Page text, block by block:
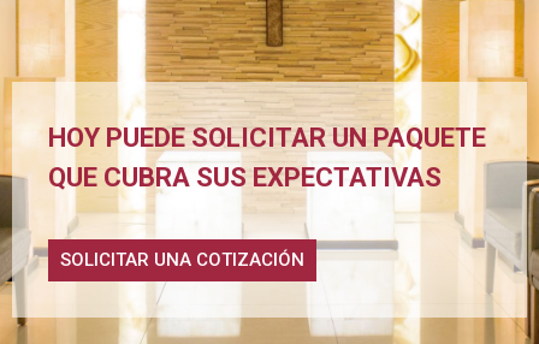
HOY PUEDE SOLICITAR UN PAQUETE
QUE CUBRA SUS EXPECTATIVAS
SOLICITAR UNA COTIZACIÓN